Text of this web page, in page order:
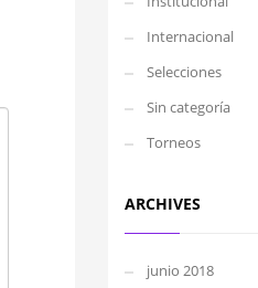
Internacional
Selecciones
Sin categoría
Torneos
ARCHIVES
junio 2018